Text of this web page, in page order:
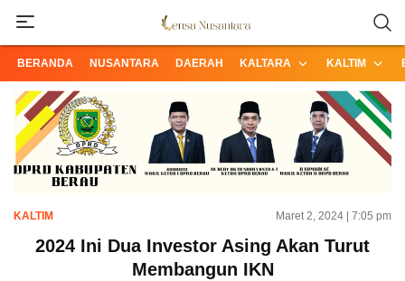
Lensa Nusantara
Informasi Terpercaya dari Nusantara
BERANDA NUSANTARA DAERAH KALTARA KALTIM
KALTIM Maret 2, 2024 | 7:05 pm
2024 Ini Dua Investor Asing Akan Turut
Membangun IKN